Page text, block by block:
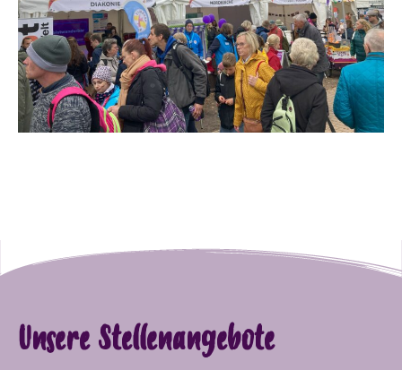
Unsere Stellenangebote